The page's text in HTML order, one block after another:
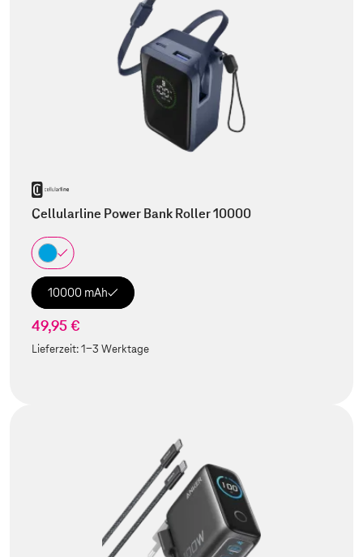
Cellularline Power Bank Roller 10000
10000 mAh
49,95 €
Lieferzeit:1-3 Werktage